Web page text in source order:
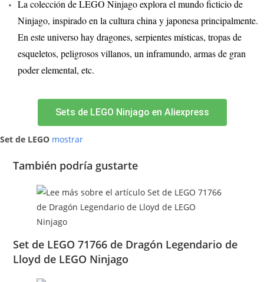
La colección de LEGO Ninjago explora el mundo ficticio de
Ninjago, inspirado en la cultura china y japonesa principalmente.
En este universo hay dragones, serpientes místicas, tropas de
esqueletos, peligrosos villanos, un inframundo, armas de gran
poder elemental, etc.
Sets de LEGO Ninjago en Aliexpress
Set de LEGO mostrar
También podría gustarte
Set de LEGO 71766 de Dragón Legendario de
Lloyd de LEGO Ninjago